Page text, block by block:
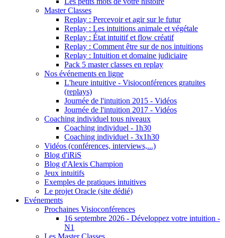
Master Classes
Replay : Percevoir et agir sur le futur
Replay : Les intuitions animale et végétale
Replay : État intuitif et flow créatif
Replay : Comment être sur de nos intuitions
Replay : Intuition et domaine judiciaire
Pack 5 master classes en replay
Nos événements en ligne
L'heure intuitive - Visioconférences gratuites
(replays)
Journée de l'intuition 2015 - Vidéos
Journée de l'intuition 2017 - Vidéos
Coaching individuel tous niveaux
Coaching individuel - 1h30
Coaching individuel - 3x1h30
Vidéos (conférences, interviews,...)
Blog d'iRiS
Blog d'Alexis Champion
Jeux intuitifs
Exemples de pratiques intuitives
Le projet Oracle (site dédié)
Evénements
Prochaines Visioconférences
16 septembre 2026 - Développez votre intuition -
N1
Les Master Classes